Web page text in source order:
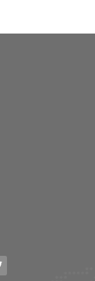
ลน จังหวัดนครปฐม